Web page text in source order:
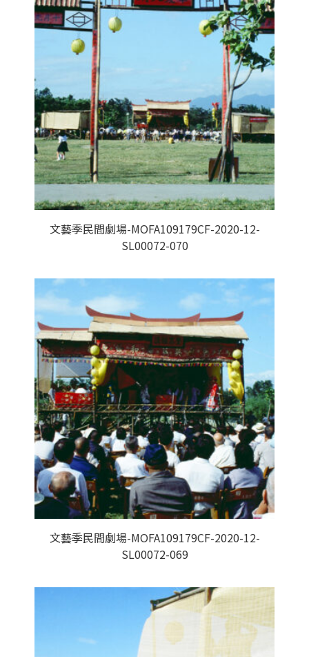
文藝季民間劇場-MOFA109179CF-2020-12-
SL00072-070
文藝季民間劇場-MOFA109179CF-2020-12-
SL00072-069